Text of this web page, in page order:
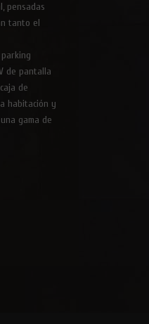
pensadas
tanto el
de pantalla
de
habitación y
gama de